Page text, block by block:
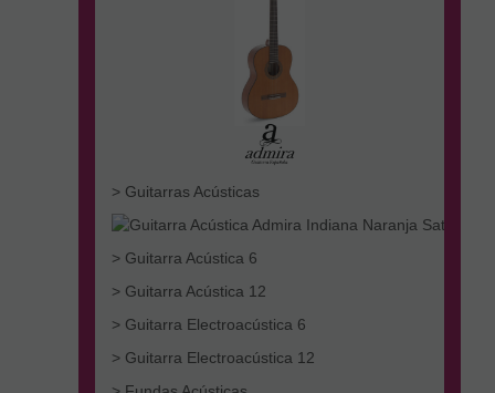
> Guitarras Acústicas
> Guitarra Acústica 6
> Guitarra Acústica 12
> Guitarra Electroacústica 6
> Guitarra Electroacústica 12